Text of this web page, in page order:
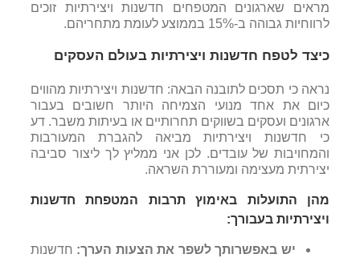
מראים שארגונים המטפחים חדשנות ויצירתיות זוכים
לרווחיות גבוהה ב-15% בממוצע לעומת מתחריהם.
כיצד לטפח חדשנות ויצירתיות בעולם העסקים
נראה כי תסכים לתובנה הבאה: חדשנות ויצירתיות מהווים
כיום את אחד מנועי הצמיחה היותר חשובים בעבור
ארגונים ועסקים בשווקים תחרותיים או בעיתות משבר. דע
כי חדשנות ויצירתיות מביאה להגברת המעורבות
והמחויבות של עובדים. לכן אני ממליץ לך ליצור סביבה
יצירתית מעצימה ומעוררת השראה.
מהן התועלות באימוץ תרבות המטפחת חדשנות
ויצירתיות בעבורך:
יש באפשרותך לשפר את הצעות הערך: חדשנות